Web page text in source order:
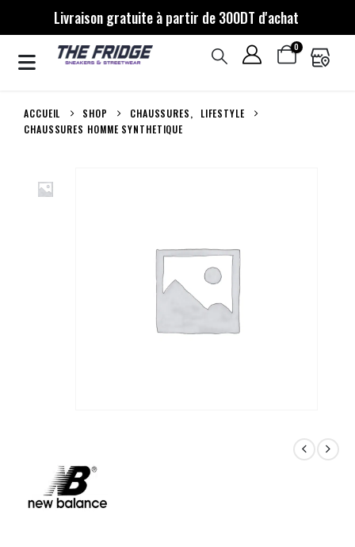
Livraison gratuite à partir de 300DT d'achat
0
ACCUEIL SHOP CHAUSSURES,
LIFESTYLE
CHAUSSURES HOMME SYNTHETIQUE